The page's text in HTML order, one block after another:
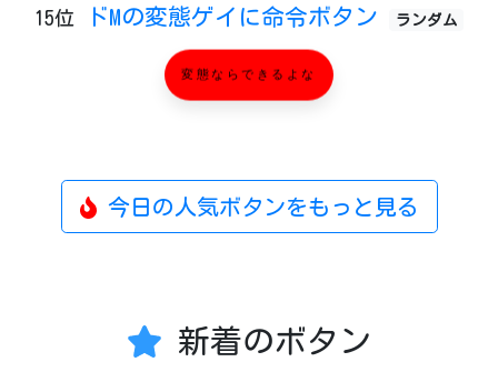
15位 ドMの変態ゲイに命令ボタン ランダム
変態ならできるよな
今日の人気ボタンをもっと見る
新着のボタン